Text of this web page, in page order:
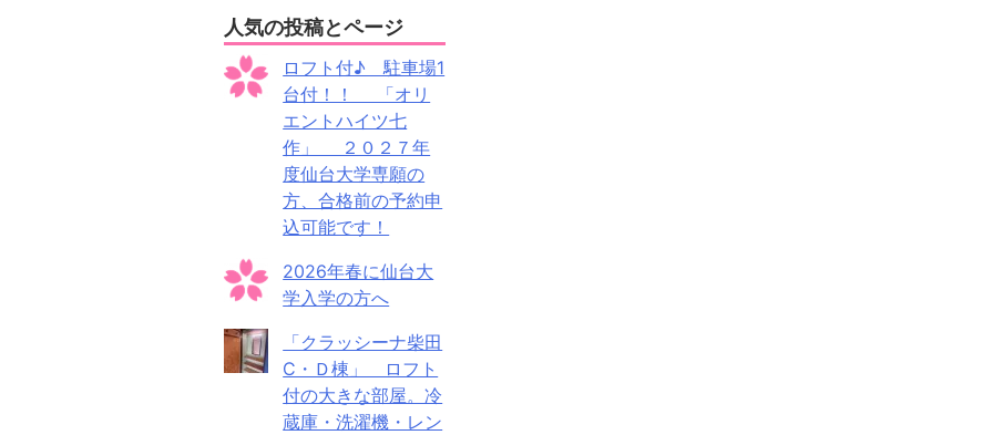
人気の投稿とページ
ロフト付♪ 駐車場1
台付！！ 「オリ
エントハイツ七
作」 ２０２７年
度仙台大学専願の
方、合格前の予約申
込可能です！
2026年春に仙台大
学入学の方へ
「クラッシーナ柴田
C・Ｄ棟」 ロフト
付の大きな部屋。冷
蔵庫・洗濯機・レン